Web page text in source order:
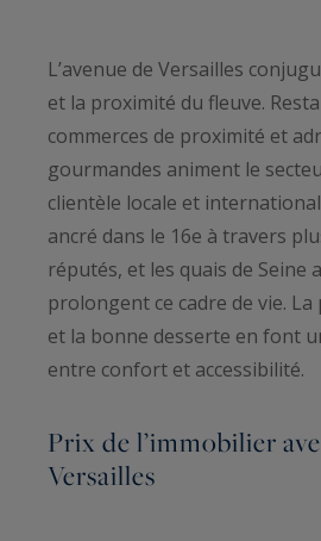
L’avenue de Versailles
et la proximité du fleuve.
commerces de proximité et
gourmandes animent le
clientèle locale et
ancré dans le 16e à travers
réputés, et les quais de Seine
prolongent ce cadre de vie. La
et la bonne desserte en font
entre confort et accessibilité.
Prix de l’immobilier
Versailles